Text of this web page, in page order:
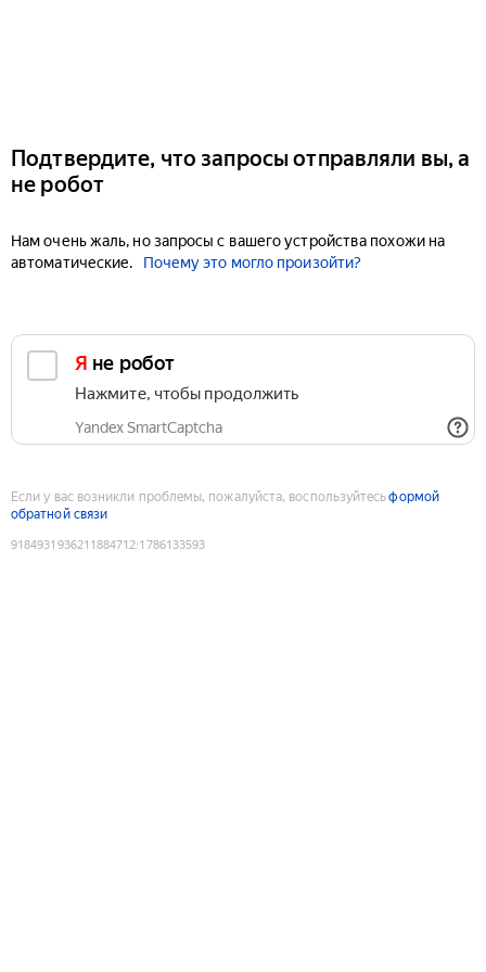
Подтвердите, что запросы отправляли вы, а
не робот
Нам очень жаль, но запросы с вашего устройства похожи на
автоматические.
Почему это могло произойти?
Я не робот
Нажмите, чтобы продолжить
Yandex SmartCaptcha
Если у вас возникли проблемы, пожалуйста, воспользуйтесьформой
обратной связи
9184931936211884712:1786133593